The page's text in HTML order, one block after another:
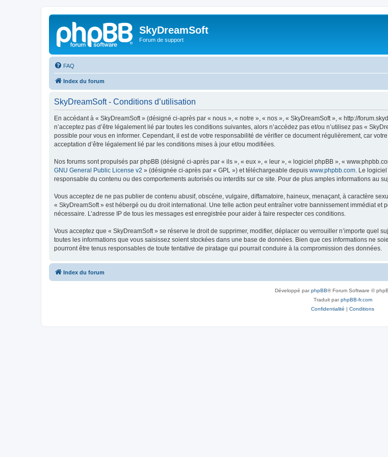
SkyDreamSoft
Forum de support
FAQ
Index du forum
SkyDreamSoft - Conditions d’utilisation
En accédant à « SkyDreamSoft » (désigné ci-après par « nous », « notre », « nos », « SkyDreamSoft », « http://
n’acceptez pas d’être légalement lié par toutes les conditions suivantes, alors n’accédez pas et/ou n’utilisez pas «
possible pour vous en informer. Cependant, il est de votre responsabilité de vérifier ce document régulièrement, car
acceptation d’être légalement lié par les conditions mises à jour et/ou modifiées.
Nos forums sont propulsés par phpBB (désigné ci-après par « ils », « eux », « leur », « logiciel phpBB », «
GNU General Public License v2 » (désignée ci-après par « GPL ») et téléchargeable depuis www.phpbb.com . Le
responsable du contenu ou des comportements autorisés ou interdits sur ce site. Pour de plus amples informations au
Vous acceptez de ne pas publier de contenu abusif, obscène, vulgaire, diffamatoire, haineux, menaçant, à caractère
« SkyDreamSoft » est hébergé ou du droit international. Une telle action peut entraîner votre bannissement immédiat
nécessaire. L’adresse IP de tous les messages est enregistrée pour aider à faire respecter ces conditions.
Vous acceptez que « SkyDreamSoft » se réserve le droit de supprimer, modifier, déplacer ou verrouiller n’importe quel
toutes les informations que vous saisissez soient stockées dans une base de données. Bien que ces informations ne
pourront être tenus responsables de toute tentative de piratage qui pourrait conduire à la compromission des données.
Index du forum
Développé parphpBB® Forum Software ©
Traduit parphpBB-fr.com
Confidentialité | Conditions